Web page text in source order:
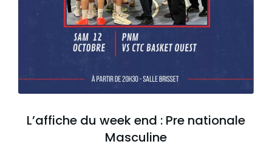
L’affiche du week end : Pre nationale
Masculine